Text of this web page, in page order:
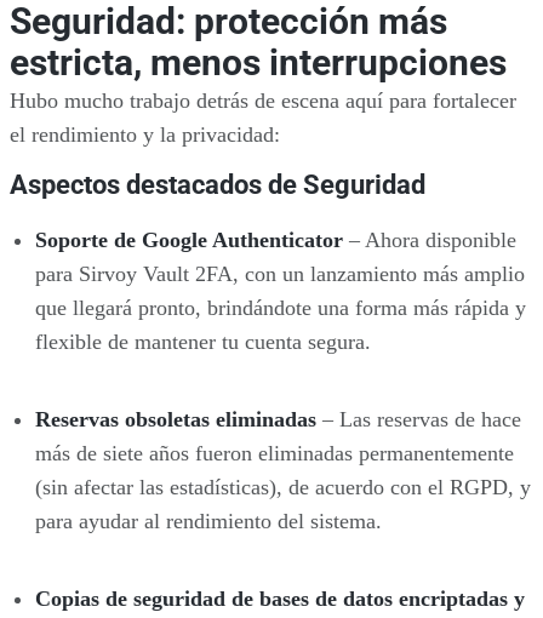
Seguridad: protección más
estricta, menos interrupciones
Hubo mucho trabajo detrás de escena aquí para fortalecer
el rendimiento y la privacidad:
Aspectos destacados de Seguridad
Soporte de Google Authenticator– Ahora disponible
para Sirvoy Vault 2FA, con un lanzamiento más amplio
que llegará pronto, brindándote una forma más rápida y
flexible de mantener tu cuenta segura.
Reservas obsoletas eliminadas– Las reservas de hace
más de siete años fueron eliminadas permanentemente
(sin afectar las estadísticas), de acuerdo con el RGPD, y
para ayudar al rendimiento del sistema.
Copias de seguridad de bases de datos encriptadas y